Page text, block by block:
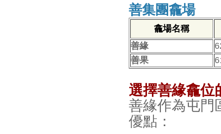
善集團龕場
龕場名稱
善緣
善果
選擇善緣龕位
善緣作為屯門
優點：